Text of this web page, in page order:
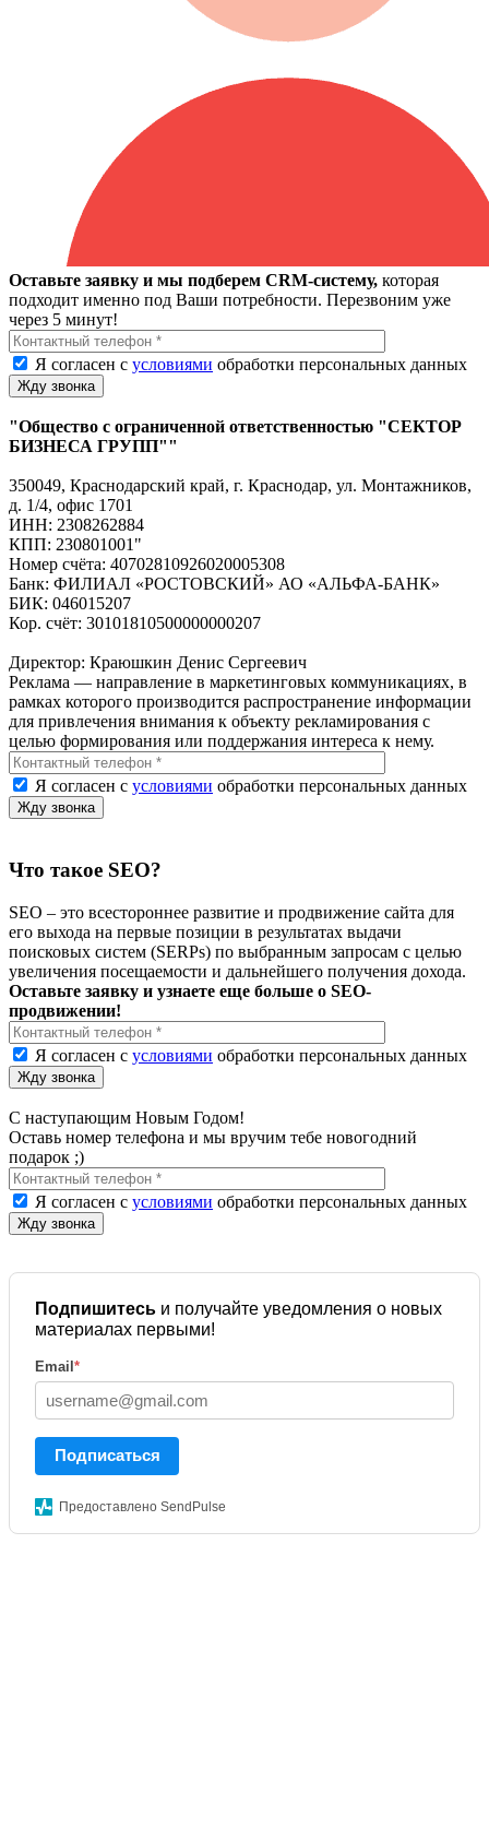
Оставьте заявку и мы подберем CRM-систему, которая
подходит именно под Ваши потребности. Перезвоним уже
через 5 минут!
Я согласен с условиями обработки персональных данных
"Общество с ограниченной ответственностью "СЕКТОР
БИЗНЕСА ГРУПП""
350049, Краснодарский край, г. Краснодар, ул. Монтажников,
д. 1/4, офис 1701
ИНН: 2308262884
КПП: 230801001"
Номер счёта: 40702810926020005308
Банк: ФИЛИАЛ «РОСТОВСКИЙ» АО «АЛЬФА-БАНК»
БИК: 046015207
Кор. счёт: 30101810500000000207
Директор: Краюшкин Денис Сергеевич
Реклама — направление в маркетинговых коммуникациях, в
рамках которого производится распространение информации
для привлечения внимания к объекту рекламирования с
целью формирования или поддержания интереса к нему.
Я согласен с условиями обработки персональных данных
Что такое SEO?
SEO – это всестороннее развитие и продвижение сайта для
его выхода на первые позиции в результатах выдачи
поисковых систем (SERPs) по выбранным запросам с целью
увеличения посещаемости и дальнейшего получения дохода.
Оставьте заявку и узнаете еще больше о SEO-
продвижении!
Я согласен с условиями обработки персональных данных
С наступающим Новым Годом!
Оставь номер телефона и мы вручим тебе новогодний
подарок ;)
Я согласен с условиями обработки персональных данных
Подпишитесь и получайте уведомления о новых
материалах первыми!
Email *
Подписаться
Предоставлено SendPulse